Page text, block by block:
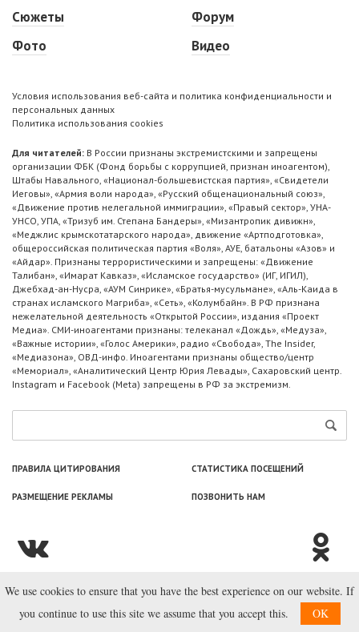
Сюжеты
Фото
Форум
Видео
Условия использования веб-сайта и политика конфиденциальности и
персональных данных
Политика использования cookies
Для читателей: В России признаны экстремистскими и запрещены
организации ФБК (Фонд борьбы с коррупцией, признан иноагентом),
Штабы Навального, «Национал-большевистская партия», «Свидетели
Иеговы», «Армия воли народа», «Русский общенациональный союз»,
«Движение против нелегальной иммиграции», «Правый сектор», УНА-
УНСО, УПА, «Тризуб им. Степана Бандеры», «Мизантропик дивижн»,
«Меджлис крымскотатарского народа», движение «Артподготовка»,
общероссийская политическая партия «Воля», АУЕ, батальоны «Азов» и
«Айдар». Признаны террористическими и запрещены: «Движение
Талибан», «Имарат Кавказ», «Исламское государство» (ИГ, ИГИЛ),
Джебхад-ан-Нусра, «АУМ Синрике», «Братья-мусульмане», «Аль-Каида в
странах исламского Магриба», «Сеть», «Колумбайн». В РФ признана
нежелательной деятельность «Открытой России», издания «Проект
Медиа». СМИ-иноагентами признаны: телеканал «Дождь», «Медуза»,
«Важные истории», «Голос Америки», радио «Свобода», The Insider,
«Медиазона», ОВД-инфо. Иноагентами признаны общество/центр
«Мемориал», «Аналитический Центр Юрия Левады», Сахаровский центр.
Instagram и Facebook (Metа) запрещены в РФ за экстремизм.
ПРАВИЛА ЦИТИРОВАНИЯ СТАТИСТИКА ПОСЕЩЕНИЙ
РАЗМЕЩЕНИЕ РЕКЛАМЫ ПОЗВОНИТЬ НАМ
© ООО «Лаборатория Новоcтей», 2003—2026.
We use cookies to ensure that you have the best experience on our website. If
you continue to use this site we assume that you accept this.
OK